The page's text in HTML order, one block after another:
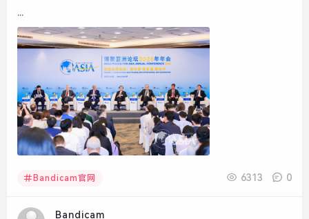
...
Bandicam官网 6313 0
Bandicam